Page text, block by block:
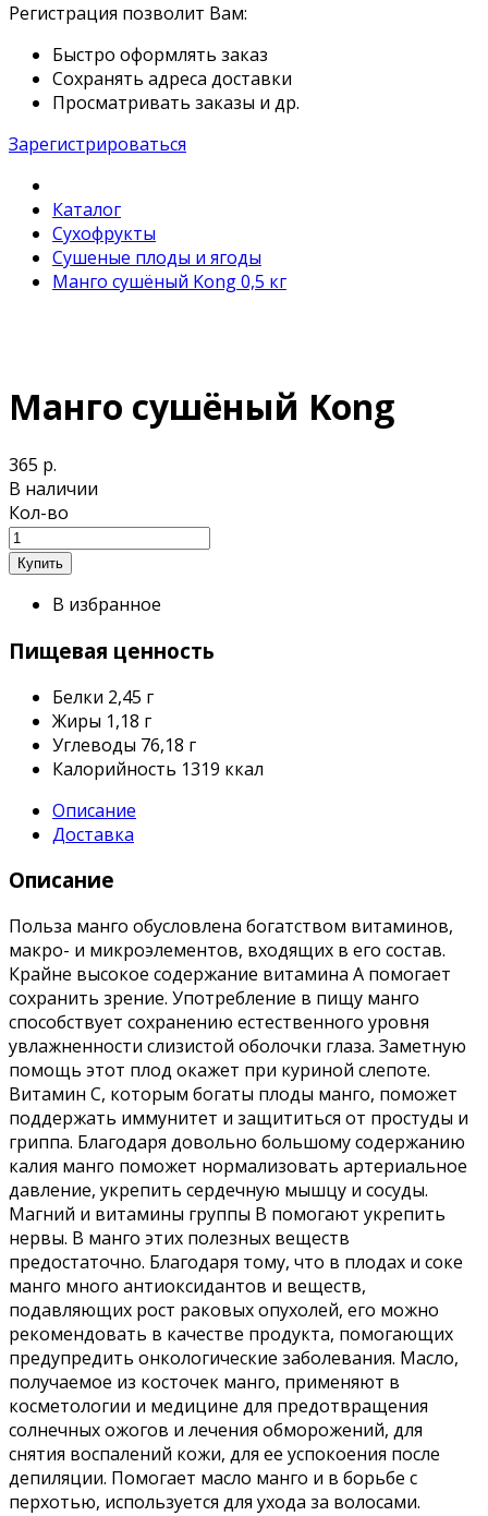
Регистрация позволит Вам:
Быстро оформлять заказ
Сохранять адреса доставки
Просматривать заказы и др.
Зарегистрироваться
Каталог
Сухофрукты
Сушеные плоды и ягоды
Манго сушёный Kong 0,5 кг
Манго сушёный Kong
365 р.
В наличии
Кол-во
В избранное
Пищевая ценность
Белки 2,45 г
Жиры 1,18 г
Углеводы 76,18 г
Калорийность 1319 ккал
Описание
Доставка
Описание
Польза манго обусловлена богатством витаминов,
макро- и микроэлементов, входящих в его состав.
Крайне высокое содержание витамина А помогает
сохранить зрение. Употребление в пищу манго
способствует сохранению естественного уровня
увлажненности слизистой оболочки глаза. Заметную
помощь этот плод окажет при куриной слепоте.
Витамин С, которым богаты плоды манго, поможет
поддержать иммунитет и защититься от простуды и
гриппа. Благодаря довольно большому содержанию
калия манго поможет нормализовать артериальное
давление, укрепить сердечную мышцу и сосуды.
Магний и витамины группы В помогают укрепить
нервы. В манго этих полезных веществ
предостаточно. Благодаря тому, что в плодах и соке
манго много антиоксидантов и веществ,
подавляющих рост раковых опухолей, его можно
рекомендовать в качестве продукта, помогающих
предупредить онкологические заболевания. Масло,
получаемое из косточек манго, применяют в
косметологии и медицине для предотвращения
солнечных ожогов и лечения обморожений, для
снятия воспалений кожи, для ее успокоения после
депиляции. Помогает масло манго и в борьбе с
перхотью, используется для ухода за волосами.